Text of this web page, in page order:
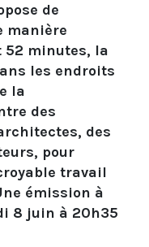
de
manière
52 minutes, la
les endroits
la
des
des
pour
travail
émission à
8 juin à 20h35